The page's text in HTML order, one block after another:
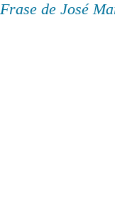
Frase de José